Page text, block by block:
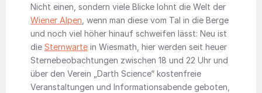
Nicht einen, sondern viele Blicke lohnt die Welt der
Wiener Alpen, wenn man diese vom Tal in die Berge
und noch viel höher hinauf schweifen lässt: Neu ist
die Sternwarte in Wiesmath, hier werden seit heuer
Sternebeobachtungen zwischen 18 und 22 Uhr und
über den Verein „Darth Science“ kostenfreie
Veranstaltungen und Informationsabende geboten,